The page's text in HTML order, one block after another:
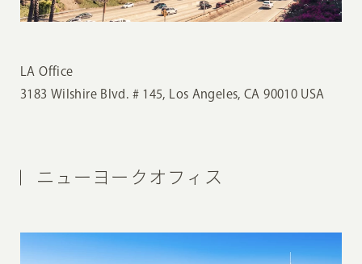
LA Office
3183 Wilshire Blvd. # 145, Los Angeles, CA 90010 USA
ニューヨークオフィス